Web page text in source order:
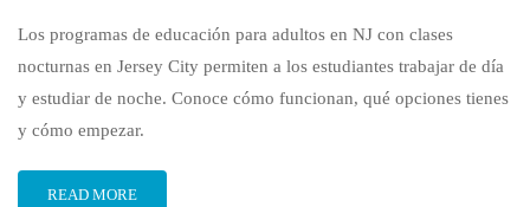
Los programas de educación para adultos en NJ con clases
nocturnas en Jersey City permiten a los estudiantes trabajar de día
y estudiar de noche. Conoce cómo funcionan, qué opciones tienes
y cómo empezar.
READ MORE